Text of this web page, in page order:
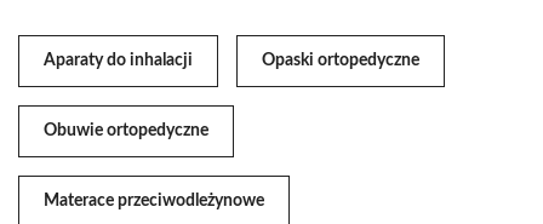
Aparaty do inhalacji Opaski ortopedyczne
Obuwie ortopedyczne
Materace przeciwodleżynowe